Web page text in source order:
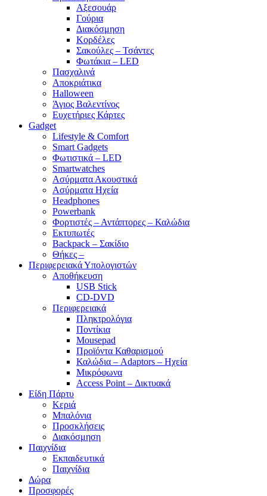
Αξεσουάρ
Γούρια
Διακόσμηση
Κορδέλες
Σακούλες – Τσάντες
Φωτάκια – LED
Πασχαλινά
Αποκριάτικα
Halloween
Άγιος Βαλεντίνος
Ευχετήριες Κάρτες
Gadget
Lifestyle & Comfort
Smart Gadgets
Φωτιστικά – LED
Smartwatches
Ασύρματα Ακουστικά
Ασύρματα Ηχεία
Headphones
Powerbank
Φορτιστές – Αντάπτορες – Καλώδια
Εκτυπωτές
Backpack – Σακίδιο
Θήκες –
Περιφερειακά Υπολογιστών
Αποθήκευση
USB Stick
CD-DVD
Περιφερειακά
Πληκτρολόγια
Ποντίκια
Mousepad
Προϊόντα Καθαρισμού
Καλώδια – Adaptors – Ηχεία
Μικρόφωνα
Access Point – Δικτυακά
Είδη Πάρτυ
Κεριά
Μπαλόνια
Προσκλήσεις
Διακόσμηση
Παιχνίδια
Εκπαιδευτικά
Παιχνίδια
Δώρα
Προσφορές